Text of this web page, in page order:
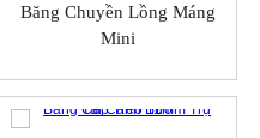
Băng Chuyền Lồng Máng
Mini